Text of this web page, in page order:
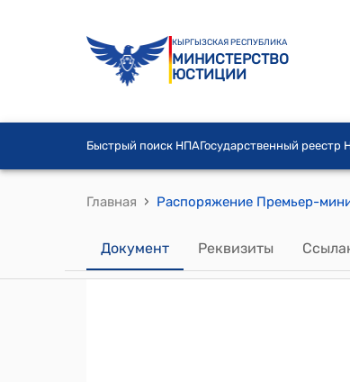
КЫРГЫЗСКАЯ РЕСПУБЛИКА
МИНИСТЕРСТВО
ЮСТИЦИИ
Быстрый поиск НПАГосударственный реестр
Главная ›
Документ Реквизиты